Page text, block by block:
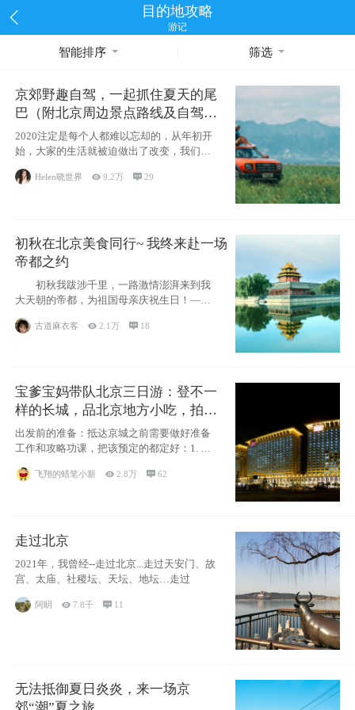
目的地攻略
游记
智能排序 筛选
京郊野趣自驾，一起抓住夏天的尾
巴（附北京周边景点路线及自驾攻
略）
2020注定是每个人都难以忘却的，从年初开
始，大家的生活就被迫做出了改变，我们也
不例外。本来双双辞职是为
Helen晓世界 9.2万 29
初秋在北京美食同行~ 我终来赴一场
帝都之约
初秋我跋涉千里，一路激情澎湃来到我
大天朝的帝都，为祖国母亲庆祝生日！——
古道麻衣客 2.1万  18
宝爹宝妈带队北京三日游：登不一
样的长城，品北京地方小吃，拍盘
古七星夜景！
出发前的准备：抵达京城之前需要做好准备
工作和攻略功课，把该预定的都定好：1. 酒
飞翔的蜡笔小新 2.8万 62
走过北京
2021年，我曾经--走过北京...走过天安门、故
宫、太庙、社稷坛、天坛、地坛…走过
阿眀 7.8千  11
无法抵御夏日炎炎，来一场京